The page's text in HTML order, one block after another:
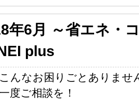
年6月 ～省エネ・
plus
んなお困りごとありませ
度ご相談を！